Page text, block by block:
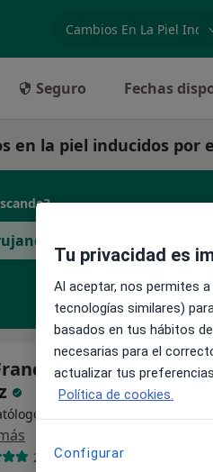
especialidad,
Seguro Fechas
en la piel inducidos por
plástico
Benavente
Dermatólogo infantil
27 opiniones
Tu privacidad es
Al aceptar, nos permites
tecnologías similares)
basados en tus hábitos
necesarias para el
actualizar tus
Política de cookies.
Configurar